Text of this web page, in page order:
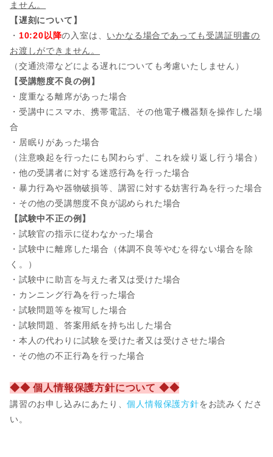
ません。
【遅刻について】
・ 10:20以降の入室は、 いかなる場合であっても受講証明書の
お渡しができません。
（交通渋滞などによる遅れについても考慮いたしません）
【受講態度不良の例】
・度重なる離席があった場合
・受講中にスマホ、携帯電話、その他電子機器類を操作した場
合
・居眠りがあった場合
（注意喚起を行ったにも関わらず、これを繰り返し行う場合）
・他の受講者に対する迷惑行為を行った場合
・暴力行為や器物破損等、講習に対する妨害行為を行った場合
・その他の受講態度不良が認められた場合
【試験中不正の例】
・試験官の指示に従わなかった場合
・試験中に離席した場合（体調不良等やむを得ない場合を除
く。）
・試験中に助言を与えた者又は受けた場合
・カンニング行為を行った場合
・試験問題等を複写した場合
・試験問題、答案用紙を持ち出した場合
・本人の代わりに試験を受けた者又は受けさせた場合
・その他の不正行為を行った場合
◆◆ 個人情報保護方針について ◆◆
講習のお申し込みにあたり、個人情報保護方針をお読みくださ
い。